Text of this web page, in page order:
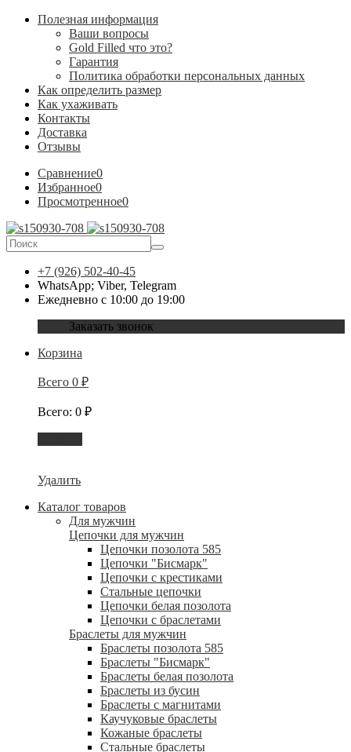
Полезная информация
Ваши вопросы
Gold Filled что это?
Гарантия
Политика обработки персональных данных
Как определить размер
Как ухаживать
Контакты
Доставка
Отзывы
Сравнение0
Избранное0
Просмотренное0
+7 (926) 502-40-45
WhatsApp; Viber, Telegram
Ежедневно с 10:00 до 19:00
Заказать звонок
Корзина
Всего 0 ₽
Всего: 0 ₽
Удалить
Каталог товаров
Для мужчин
Цепочки для мужчин
Цепочки позолота 585
Цепочки "Бисмарк"
Цепочки с крестиками
Стальные цепочки
Цепочки белая позолота
Цепочки с браслетами
Браслеты для мужчин
Браслеты позолота 585
Браслеты "Бисмарк"
Браслеты белая позолота
Браслеты из бусин
Браслеты с магнитами
Каучуковые браслеты
Кожаные браслеты
Стальные браслеты